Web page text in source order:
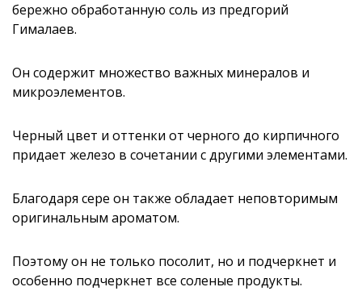
бережно обработанную соль из предгорий
Гималаев.
Он содержит множество важных минералов и
микроэлементов.
Черный цвет и оттенки от черного до кирпичного
придает железо в сочетании с другими элементами.
Благодаря сере он также обладает неповторимым
оригинальным ароматом.
Поэтому он не только посолит, но и подчеркнет и
особенно подчеркнет все соленые продукты.